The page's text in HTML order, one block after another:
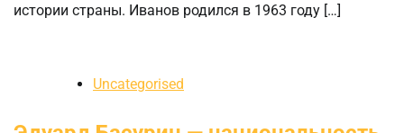
истории страны. Иванов родился в 1963 году […]
Uncategorised